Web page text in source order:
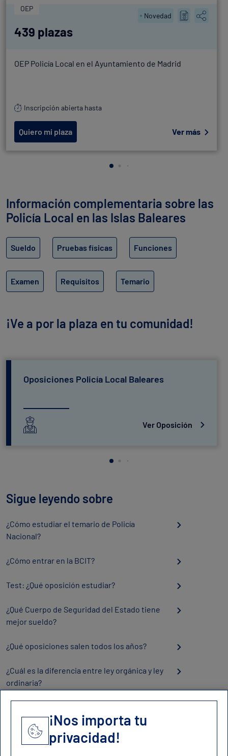
OEP
Novedad
439 plazas
OEP Policía Local en el Ayuntamiento de Madrid
Inscripción abierta hasta
Quiero mi plaza Ver más
Información complementaria sobre las
Policía Local en las Islas Baleares
Sueldo Pruebas físicas Funciones
Examen Requisitos Temario
¡Ve a por la plaza en tu comunidad!
Oposiciones Policía Local Baleares
Ver Oposición
Sigue leyendo sobre
¿Cómo estudiar el temario de Policía
Nacional?
¿Cómo entrar en la BCIT?
Test: ¿Qué oposición estudiar?
¿Qué Cuerpo de Seguridad del Estado tiene
mejor sueldo?
¿Qué oposiciones salen todos los años?
¿Cuál es la diferencia entre ley orgánica y ley
ordinaria?
Contacto
¡Nos importa tu
privacidad!